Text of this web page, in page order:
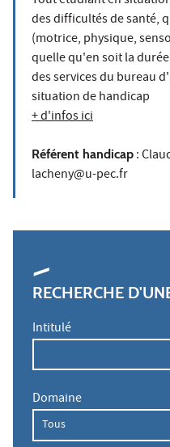
des difficultés de santé,
(motrice, physique,
quelle qu'en soit la
des services du bureau
situation de handicap
+ d'infos ici
Référent handicap :
lacheny@u-pec.fr
RECHERCHE
Intitulé
Domaine